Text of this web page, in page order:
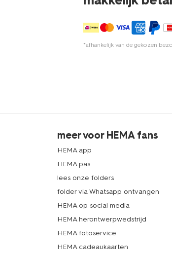
*afhankelijk van de gekozen
meer voor HEMA fans
HEMA app
HEMA pas
lees onze folders
folder via Whatsapp ontvangen
HEMA op social media
HEMA herontwerpwedstrijd
HEMA fotoservice
HEMA cadeaukaarten